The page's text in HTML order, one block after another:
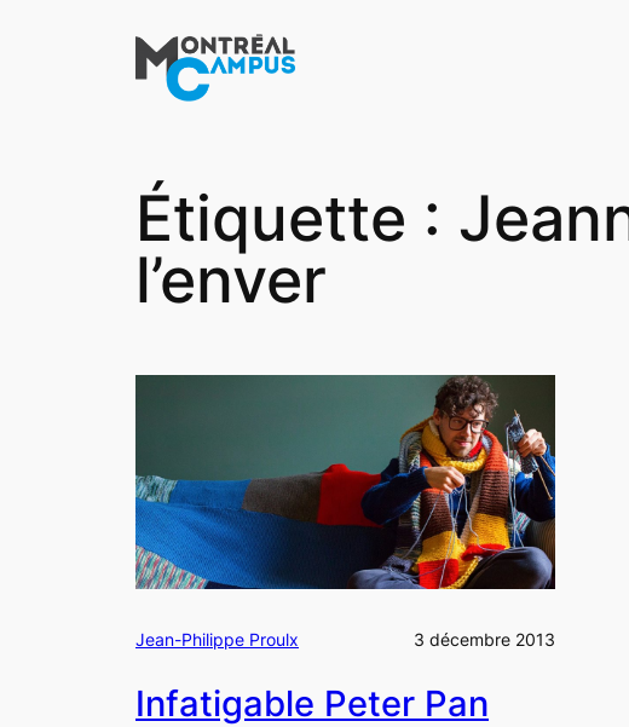
Étiquette :
l’enver
Jean-Philippe Proulx 3 décembre 2013
Infatigable Peter Pan